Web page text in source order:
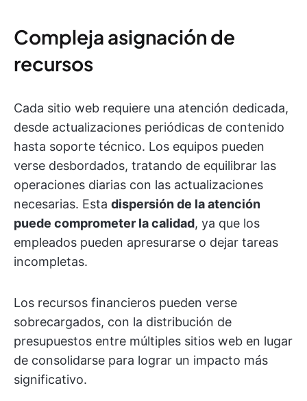
Compleja asignación de
recursos
Cada sitio web requiere una atención dedicada,
desde actualizaciones periódicas de contenido
hasta soporte técnico. Los equipos pueden
verse desbordados, tratando de equilibrar las
operaciones diarias con las actualizaciones
necesarias. Esta dispersión de la atención
puede comprometer la calidad, ya que los
empleados pueden apresurarse o dejar tareas
incompletas.
Los recursos financieros pueden verse
sobrecargados, con la distribución de
presupuestos entre múltiples sitios web en lugar
de consolidarse para lograr un impacto más
significativo.